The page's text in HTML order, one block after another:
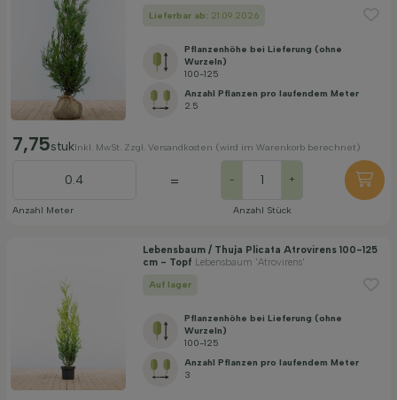
Lieferbar ab: 21.09.2026
Pflanzenhöhe bei Lieferung (ohne
Wurzeln)
100-125
Anzahl Pflanzen pro laufendem Meter
2.5
7,75stukInkl. MwSt. Zzgl. Versandkosten (wird im Warenkorb berechnet)
Anzahl Meter
= - +
Anzahl Stück
Lebensbaum / Thuja Plicata Atrovirens 100-125
cm - Topf Lebensbaum 'Atrovirens'
Auf lager
Pflanzenhöhe bei Lieferung (ohne
Wurzeln)
100-125
Anzahl Pflanzen pro laufendem Meter
3